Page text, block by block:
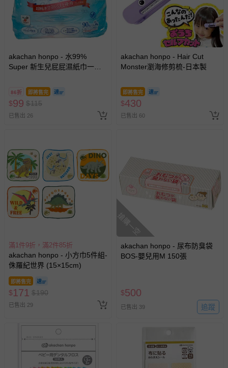
akachan honpo - 水99%
Super 新生兒屁屁濕紙巾一般
86折 即將售完
$99 $115
已售出 26
akachan honpo - Hair Cut
Monster瀏海修剪梳-日本製
即將售完
$430
已售出 60
滿1件9折，滿2件85折
akachan honpo - 小方巾5件組-
侏羅紀世界 (15×15cm)
即將售完
$171 $190
已售出 29
搶購一空
akachan honpo - 尿布防臭袋
BOS-嬰兒用M 150張
$500
已售出 39 追蹤